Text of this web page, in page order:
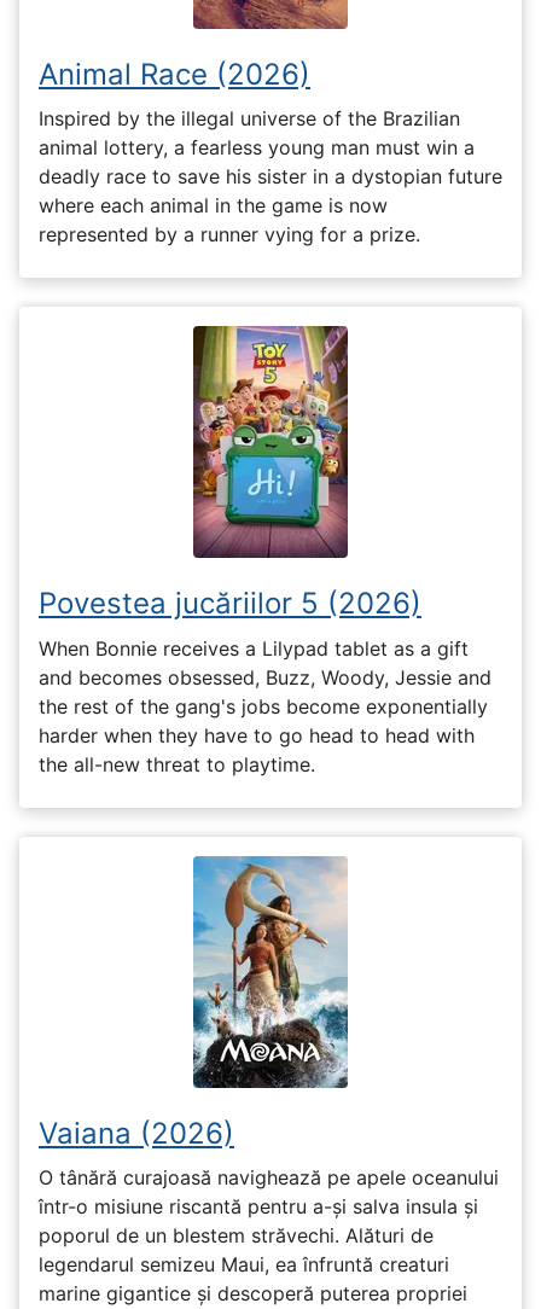
Animal Race (2026)
Inspired by the illegal universe of the Brazilian
animal lottery, a fearless young man must win a
deadly race to save his sister in a dystopian future
where each animal in the game is now
represented by a runner vying for a prize.
Povestea jucăriilor 5 (2026)
When Bonnie receives a Lilypad tablet as a gift
and becomes obsessed, Buzz, Woody, Jessie and
the rest of the gang's jobs become exponentially
harder when they have to go head to head with
the all-new threat to playtime.
Vaiana (2026)
O tânără curajoasă navighează pe apele oceanului
într-o misiune riscantă pentru a-și salva insula și
poporul de un blestem străvechi. Alături de
legendarul semizeu Maui, ea înfruntă creaturi
marine gigantice și descoperă puterea propriei